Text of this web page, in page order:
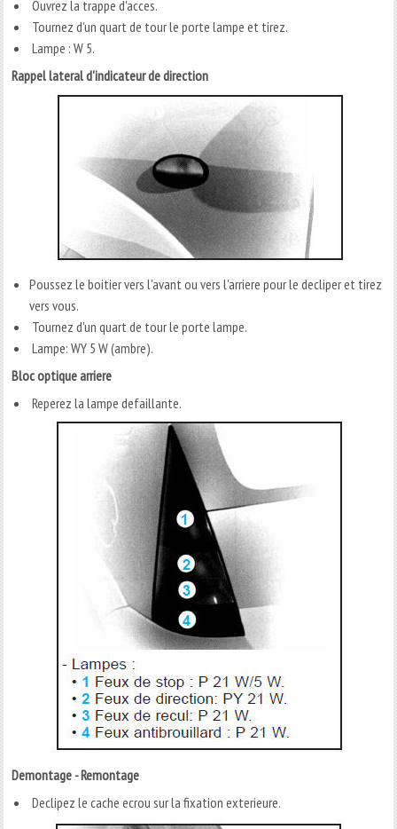
Ouvrez la trappe d'acces.
Tournez d'un quart de tour le porte lampe et tirez.
Lampe : W 5.
Rappel lateral d'indicateur de direction
Poussez le boitier vers l'avant ou vers l'arriere pour le decliper et tirez
vers vous.
Tournez d'un quart de tour le porte lampe.
Lampe: WY 5 W (ambre).
Bloc optique arriere
Reperez la lampe defaillante.
Demontage - Remontage
Declipez le cache ecrou sur la fixation exterieure.